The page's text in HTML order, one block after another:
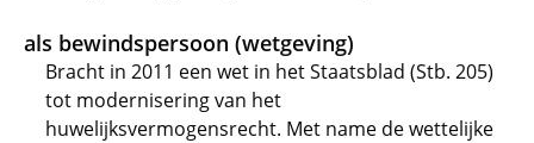
als bewindspersoon (wetgeving)
Bracht in 2011 een wet in het Staatsblad (Stb. 205)
tot modernisering van het
huwelijksvermogensrecht. Met name de wettelijke